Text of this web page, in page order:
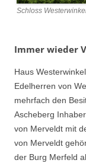
Schloss
Immer wieder
Haus
Edelherren von
mehrfach den
Ascheberg
von Merveldt mit
von Merveldt
der Burg Merfeld